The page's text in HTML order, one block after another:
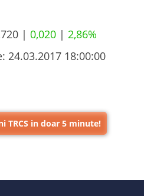
| 0,020 | 2,86%
24.03.2017 18:00:00
TRCS in doar 5 minute!